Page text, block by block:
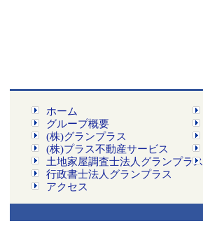
ホーム
グループ概要
(株)グランプラス
(株)プラス不動産サービス
土地家屋調査士法人グランプラス
行政書士法人グランプラス
アクセス